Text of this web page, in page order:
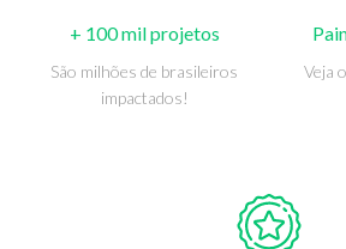
+ 100 mil projetos
São milhões de brasileiros
impactados!
Veja